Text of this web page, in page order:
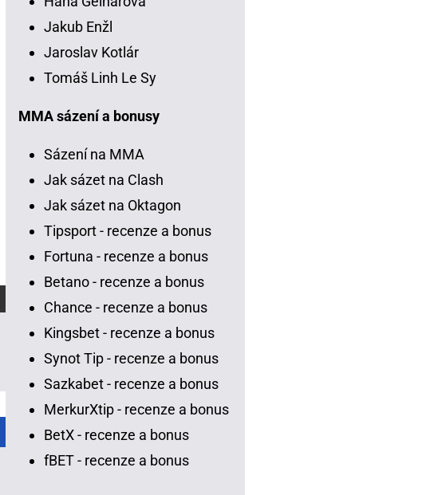
Jakub Enžl
Jaroslav Kotlár
Tomáš Linh Le Sy
MMA sázení a bonusy
Sázení na MMA
Jak sázet na Clash
Jak sázet na Oktagon
Tipsport - recenze a bonus
Fortuna - recenze a bonus
Betano - recenze a bonus
Chance - recenze a bonus
Kingsbet - recenze a bonus
Synot Tip - recenze a bonus
Sazkabet - recenze a bonus
MerkurXtip - recenze a bonus
BetX - recenze a bonus
fBET - recenze a bonus